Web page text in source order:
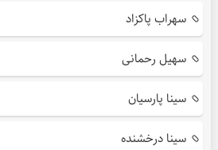
سهراب پاکزاد
سهیل رحمانی
سینا پارسیان
سینا درخشنده